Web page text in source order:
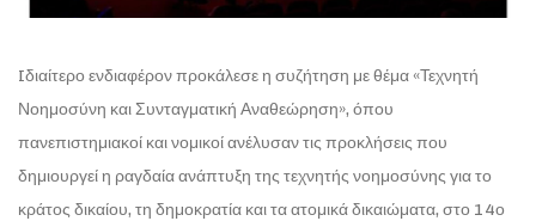
Iδιαίτερο ενδιαφέρον προκάλεσε η συζήτηση με θέμα «Τεχνητή
Νοημοσύνη και Συνταγματική Αναθεώρηση», όπου
πανεπιστημιακοί και νομικοί ανέλυσαν τις προκλήσεις που
δημιουργεί η ραγδαία ανάπτυξη της τεχνητής νοημοσύνης για το
κράτος δικαίου, τη δημοκρατία και τα ατομικά δικαιώματα, στο 14ο